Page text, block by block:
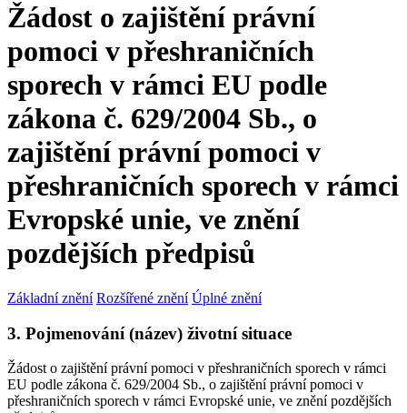
Žádost o zajištění právní
pomoci v přeshraničních
sporech v rámci EU podle
zákona č. 629/2004 Sb., o
zajištění právní pomoci v
přeshraničních sporech v rámci
Evropské unie, ve znění
pozdějších předpisů
Základní znění Rozšířené znění Úplné znění
3. Pojmenování (název) životní situace
Žádost o zajištění právní pomoci v přeshraničních sporech v rámci
EU podle zákona č. 629/2004 Sb., o zajištění právní pomoci v
přeshraničních sporech v rámci Evropské unie, ve znění pozdějších